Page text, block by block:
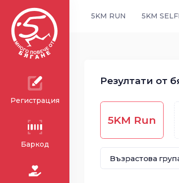
Регистрация
Баркод
5KM RUN 5KM
Резултати от
5KM Run